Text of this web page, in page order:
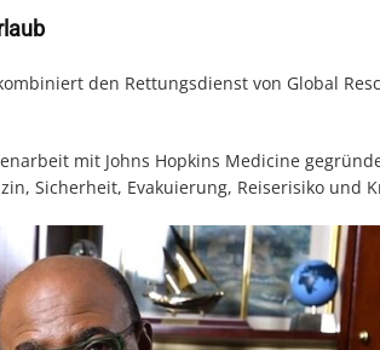
den Rettungsdienst von Global
mit Johns Hopkins Medicine
Sicherheit, Evakuierung, Reiserisiko und